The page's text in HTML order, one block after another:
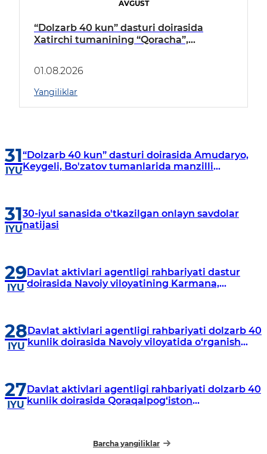
AVGUST
“Dolzarb 40 kun” dasturi doirasida
Xatirchi tumanining “Qoracha”,
borildi
01.08.2026
Yangiliklar
31
IYU
“Dolzarb 40 kun” dasturi doirasida Amudaryo,
Keygeli, Bo'zatov tumanlarida manzilli
31
IYU
30-iyul sanasida o'tkazilgan onlayn savdolar
natijasi
29
IYU
Davlat aktivlari agentligi rahbariyati dastur
doirasida Navoiy viloyatining Karmana,
28
IYU
Davlat aktivlari agentligi rahbariyati dolzarb 40
kunlik doirasida Navoiy viloyatida o‘rganish
27
IYU
Davlat aktivlari agentligi rahbariyati dolzarb 40
kunlik doirasida Qoraqalpog‘iston
Barcha yangiliklar